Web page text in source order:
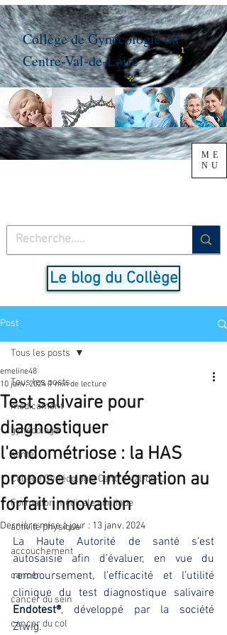
Le blog du Collège
ME
NU
Collège de Gynécologie du
Centre-Val-de-Loire
Post
Tous les posts
médicament
gynécologie
santé
Collège Gynécologie Centre Val-de-L
Formation médicale continue
activité physique
accouchement
cancer
cancer du sein
cancer du col
Tous les posts
Test salivaire pour
diagnostiquer
l'endométriose : la HAS
propose une intégration au
forfait innovation
emeline48
10 janv. 2024 1 min de lecture
Dernière mise à jour : 13 janv. 2024
La Haute Autorité de santé s’est
autosaisie afin d’évaluer, en vue du
remboursement, l’efficacité et l’utilité
Endotest®, développé par la société
Ziwig.